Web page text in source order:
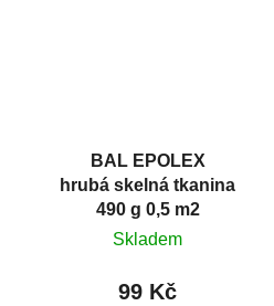
BAL EPOLEX
hrubá skelná tkanina
490 g 0,5 m2
Skladem
99 Kč